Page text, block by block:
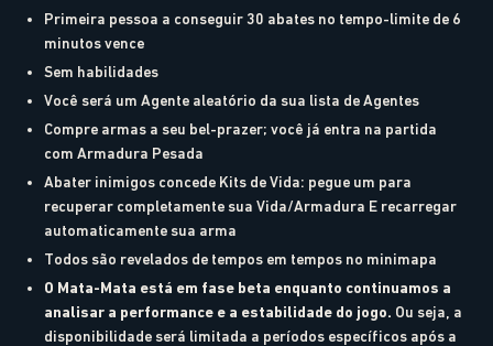
Primeira pessoa a conseguir 30 abates no tempo-limite de 6
minutos vence
Sem habilidades
Você será um Agente aleatório da sua lista de Agentes
Compre armas a seu bel-prazer; você já entra na partida
com Armadura Pesada
Abater inimigos concede Kits de Vida: pegue um para
recuperar completamente sua Vida/Armadura E recarregar
automaticamente sua arma
Todos são revelados de tempos em tempos no minimapa
O Mata-Mata está em fase beta enquanto continuamos a
analisar a performance e a estabilidade do jogo. Ou seja, a
disponibilidade será limitada a períodos específicos após a